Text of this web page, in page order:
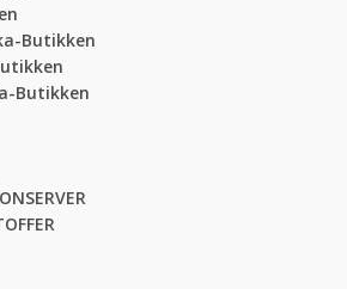
Butikken
Butikken